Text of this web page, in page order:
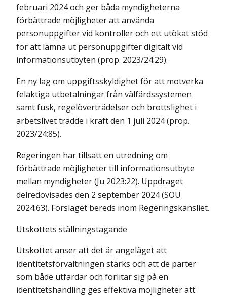
februari 2024 och ger båda myndigheterna
förbättrade möjligheter att använda
personuppgifter vid kontroller och ett utökat stöd
för att lämna ut personuppgifter digitalt vid
informationsutbyten (prop. 2023/24:29).
En ny lag om uppgiftsskyldighet för att motverka
felaktiga utbetalningar från välfärdssystemen
samt fusk, regelöverträdelser och brottslighet i
arbetslivet trädde i kraft den 1 juli 2024 (prop.
2023/24:85).
Regeringen har tillsatt en utredning om
förbättrade möjligheter till informationsutbyte
mellan myndigheter (Ju 2023:22). Uppdraget
delredo­visades den 2 september 2024 (SOU
2024:63). Förslaget bereds inom Regeringskansliet.
Utskottets ställningstagande
Utskottet anser att det är angeläget att
identitetsförvaltningen stärks och att de parter
som både utfärdar och förlitar sig på en
identitetshandling ges effektiva möjligheter att